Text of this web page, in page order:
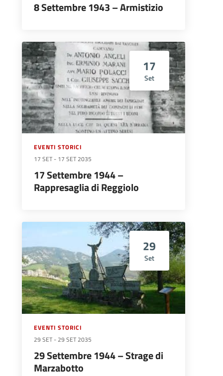
8 Settembre 1943 – Armistizio
17
Set
EVENTI STORICI
17 SET - 17 SET 2035
17 Settembre 1944 –
Rappresaglia di Reggiolo
29
Set
EVENTI STORICI
29 SET -29 SET 2035
29 Settembre 1944 – Strage di
Marzabotto